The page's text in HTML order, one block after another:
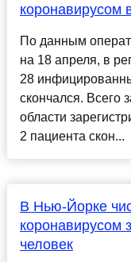
коронавирусом
По данным
на 18 апреля, в
28
скончался. Всего
области
2 пациента скон...
В Нью-Йорке
коронавирусом
человек